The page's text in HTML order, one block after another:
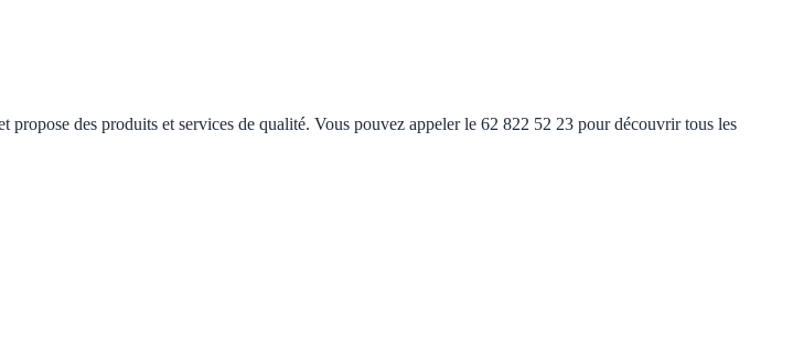
des produits et services de qualité. Vous pouvez appeler le 62 822 52 23 pour découvrir tous les